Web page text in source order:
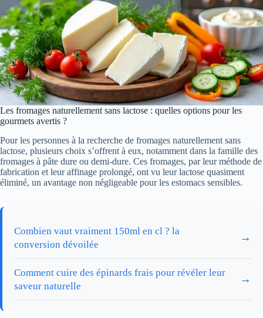
Les fromages naturellement sans lactose : quelles options pour les
gourmets avertis ?
Pour les personnes à la recherche de fromages naturellement sans
lactose, plusieurs choix s’offrent à eux, notamment dans la famille des
fromages à pâte dure ou demi-dure. Ces fromages, par leur méthode de
fabrication et leur affinage prolongé, ont vu leur lactose quasiment
éliminé, un avantage non négligeable pour les estomacs sensibles.
Combien vaut vraiment 150ml en cl ? la
conversion dévoilée
→
Comment cuire des épinards frais pour révéler leur
saveur naturelle
→